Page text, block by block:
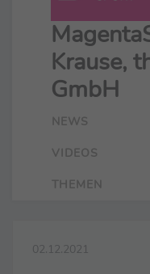
Krause,
GmbH
NEWS
VIDEOS
THEMEN
02.12.2021